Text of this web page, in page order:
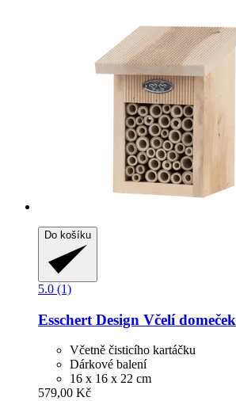
Do košíku
5.0 (1)
Esschert Design Včelí domeček
Včetně čisticího kartáčku
Dárkové balení
16 x 16 x 22 cm
579,00 Kč